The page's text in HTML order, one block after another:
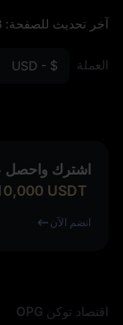
آخر تحديث للصفحة:
العملة USD - $
اشترك واحصل
USDT
انضم الآن
اقتصاد توكن OPG